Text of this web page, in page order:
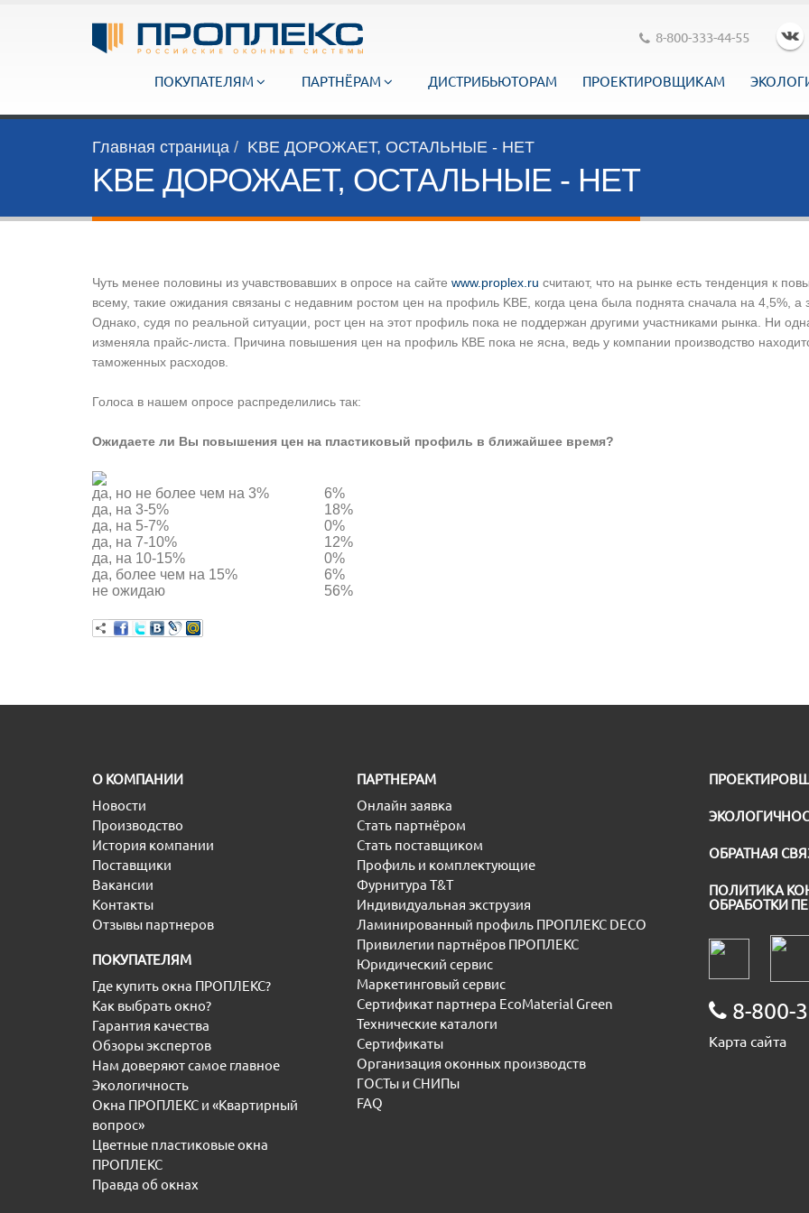
8-800-333-44-55
ПОКУПАТЕЛЯМ ПАРТНЁРАМ ДИСТРИБЬЮТОРАМ ПРОЕКТИРОВЩИКАМ
Главная страница KBE ДОРОЖАЕТ, ОСТАЛЬНЫЕ - НЕТ
KBE ДОРОЖАЕТ, ОСТАЛЬНЫЕ - НЕТ
Чуть менее половины из учавствовавших в опросе на сайте www.proplex.ru считают, что на рынке есть тенденция к
всему, такие ожидания связаны с недавним ростом цен на профиль KBE, когда цена была поднята сначала на 4,5%, а
Однако, судя по реальной ситуации, рост цен на этот профиль пока не поддержан другими участниками рынка. Ни
изменяла прайс-листа. Причина повышения цен на профиль КВЕ пока не ясна, ведь у компании производство
таможенных расходов.
Голоса в нашем опросе распределились так:
Ожидаете ли Вы повышения цен на пластиковый профиль в ближайшее время?
да, но не более чем на 3%
6%
да, на 3-5%
18%
да, на 5-7%
0%
да, на 7-10%
12%
да, на 10-15%
0%
да, более чем на 15%
6%
не ожидаю
56%
O КОМПАНИИ
Новости
Производство
История компании
Поставщики
Вакансии
Контакты
Отзывы партнеров
ПОКУПАТЕЛЯМ
Где купить окна ПРОПЛЕКС?
Как выбрать окно?
Гарантия качества
Обзоры экспертов
Нам доверяют самое главное
Экологичность
Окна ПРОПЛЕКС и «Квартирный
вопрос»
Цветные пластиковые окна
ПРОПЛЕКС
Правда об окнах
ПАРТНЕРАМ
Онлайн заявка
Стать партнёром
Стать поставщиком
Профиль и комплектующие
Фурнитура T&T
Индивидуальная экструзия
Ламинированный профиль ПРОПЛЕКС DECO
Привилегии партнёров ПРОПЛЕКС
Юридический сервис
Маркетинговый сервис
Сертификат партнера EcoMaterial Green
Технические каталоги
Сертификаты
Организация оконных производств
ГОСТы и СНИПы
FAQ
ОБРАТНАЯ
ПОЛИТИКА
ОБРАБОТКИ
8-800-
Карта сайта